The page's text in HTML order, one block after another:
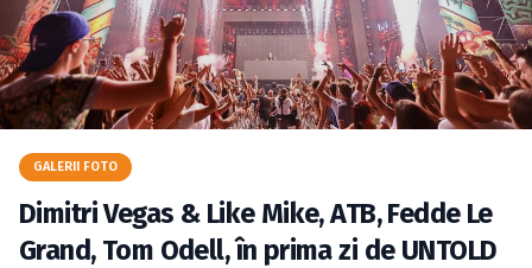
ŞTIRI
RECENZII
GALERII FOTO
BILETE
Autentificare
GALERII FOTO
Dimitri Vegas & Like Mike, ATB, Fedde Le
Grand, Tom Odell, în prima zi de UNTOLD